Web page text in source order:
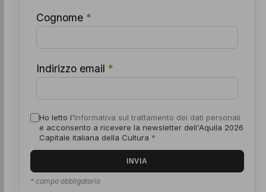
Cognome *
Indirizzo email *
Ho letto l'informativa sul trattamento dei dati personali
e acconsento a ricevere la newsletter dell'Aquila 2026
Capitale italiana della Cultura *
* campo obbligatorio